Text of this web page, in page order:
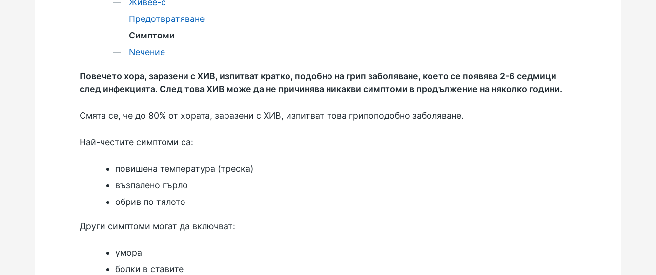
Живее-с
Предотвратяване
Симптоми
Nечение
Повечето хора, заразени с ХИВ, изпитват кратко, подобно на грип заболяване, което се появява 2-6 седмици
след инфекцията. След това ХИВ може да не причинява никакви симптоми в продължение на няколко години.
Смята се, че до 80% от хората, заразени с ХИВ, изпитват това грипоподобно заболяване.
Най-честите симптоми са:
повишена температура (треска)
възпалено гърло
обрив по тялото
Други симптоми могат да включват:
умора
болки в ставите